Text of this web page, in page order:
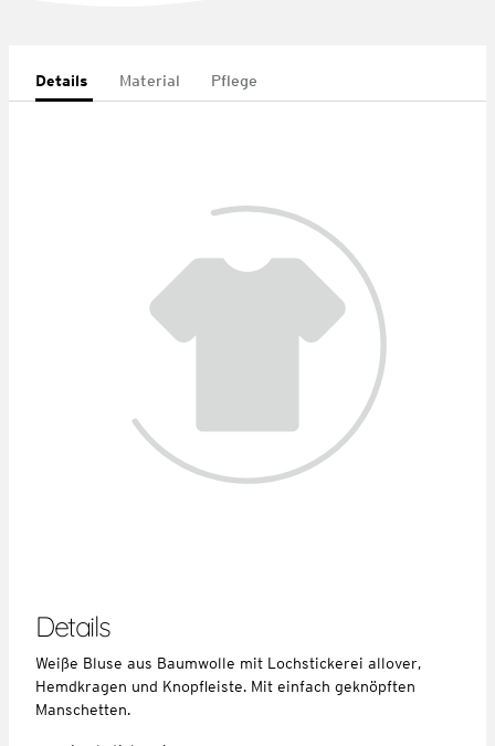
Details Material Pflege
Details
Weiße Bluse aus Baumwolle mit Lochstickerei allover,
Hemdkragen und Knopfleiste. Mit einfach geknöpften
Manschetten.